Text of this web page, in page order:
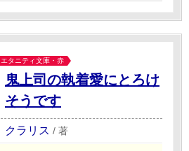
エタニティ文庫・赤
鬼上司の執着愛にとろけ
そうです
クラリス / 著